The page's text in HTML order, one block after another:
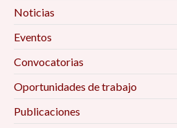
Noticias
Eventos
Convocatorias
Oportunidades de trabajo
Publicaciones